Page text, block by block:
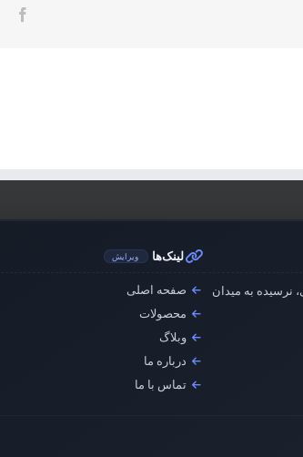
نرسیده به میدان
لینک‌ها ویرایش
صفحه اصلی
محصولات
وبلاگ
درباره ما
تماس با ما